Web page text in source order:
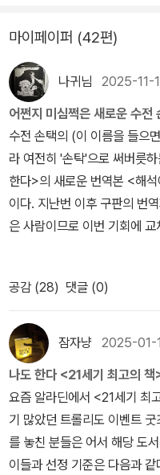
의 모습으로 만들었다. 병이
불행한 운명과 만난다. 나는
를 머금고 있다고 생각한다.
하지 말고 받아들여야 한다.
차이는 있지만 대체로 고통을
고 한다. 때로는 문제를 질질
하거나 잊어버리려 하고, 문
는 고통을 잊어버리기 위해
우리는 문제가 생기면 정면으
나려고 한다. 그러나 문제와
음사) 일부고통에 나약한 모
따르고, 고통을 받아들이는 사
한 단계 성장한다. 사실 수전
도 이것이다. 손택은 자신의
리가 에이즈를 어떻게 생각하
를 다룬 또 다른 책이 아니라,
책'이라고 설명해 줬다. - 부
에 관한 주제선별도 그렇고
을 주는 작가의 특징은 어떤
제로 되돌아오는 것 같다. 이
이라는 것에 대해서 너무 예
쑥스러움이 느껴지고 제대
것 같다는 생각도 하게 된다. 그리고 질병 말고도 얼마나 많은 것들
에 대해서 오해하고 왜곡된 이
하게 만들고 무언가를 잘못되게 했
요한 이들을 고독하게 만들고
읽으면서 사회적 시선이 앞으
일삼고, 상황을 지나치게 왜
게 낙인을 찍는 데 단단히 한
제점들이 계속된다면 우리는
한 무책임한 사람들로 몰아가
군사적 은유를 없앴으면 좋겠
이즈에도 마찬가지로 적용이
는 에이즈가 자리잡고 있는데
은 환자들을 단순한 환자로
올로기가 담겨 있다고 하지
로 질병에 관해서일 거라는
마 전 유행했던 신종플루 사
서의 질병 관념에 빠져 있는지
을 사실로 보는 눈을 갖는 것
리가 알고 있는 다른 대상으로
병은 질병일 뿐이라는 사실.
하려는 노력을 한다면 질병으
테고, 쓸데없는 낙인이 찍히는
로 해석됐으며, 사람들은 자
에 걸리게 된 것이며, 의지를
으로 죽지 않기를 자신들이 선
같은 두 가지 가설은 상호보완
준다면, 두 번째 가설은 죄의
학적으로 다루는 이론은 환자
이다. 자신도 모르는 사이에
를 받게 되는 환자들은, 자신
이라고 느낄 수밖에 없기 때
마이페이퍼 (42편)
나귀님 2025-11-
어쩐지 미심쩍은 새로운 수전
수전 손택의 (이 이름을 들으
라 여전히 '손탁'으로 써버릇
한다>의 새로운 번역본 <해
이다. 지난번 이후 구판의 번
은 사람이므로 이번 기회에
온 '나탈리 사토르와 소설'이
에 나왔듯이 '나탈리 사로트와
는 사람이 드물어진 프랑스
상화> 서문에서 사르트르가
는 '반소설(앙티로망)'의 대표
상 북펀드와 국내도서 항목에
장 유명한 에세이 제목도 ''캠
서로 다르게 적혀 있으니, 과
망설여진다. 출판사는 '이제야
공감 (28) 댓글 (0)
잠자냥 2025-01-
나도 한다 <21세기 최고의 책
요즘 알라딘에서 <21세기 최
기 많았던 트롤리도 이벤트
를 놓친 분들은 어서 해당 도
이들과 선정 기준은 다음과